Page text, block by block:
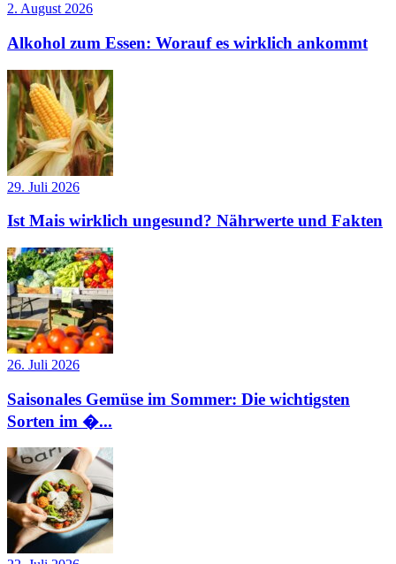
2. August 2026
Alkohol zum Essen: Worauf es wirklich ankommt
29. Juli 2026
Ist Mais wirklich ungesund? Nährwerte und Fakten
26. Juli 2026
Saisonales Gemüse im Sommer: Die wichtigsten
Sorten im �...